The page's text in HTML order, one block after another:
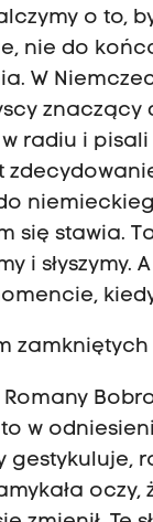
o to,
nie do
W
radiu i
się stawia.
i słyszymy.
zamkniętych
to w
gestykuluje,